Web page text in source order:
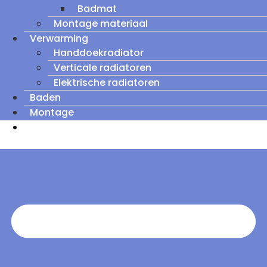
Badmat
Montage materiaal
Verwarming
Handdoekradiator
Verticale radiatoren
Elektrische radiatoren
Baden
Montage